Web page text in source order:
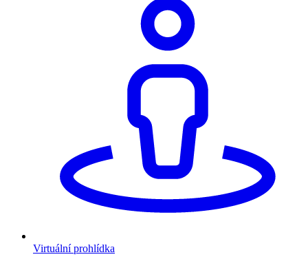
Virtuální prohlídka